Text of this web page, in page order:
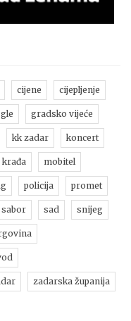
cijene cijepljenje
gradsko vijeće
kk zadar koncert
krađa mobitel
policija promet
sabor sad snijeg
zadarska županija